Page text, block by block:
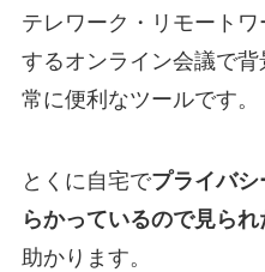
テレワーク・リモート
するオンライン会議で
常に便利なツールです。
とくに自宅でプライバ
らかっているので見ら
助かります。